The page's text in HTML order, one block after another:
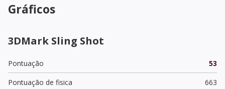
Gráficos
3DMark Sling Shot
Pontuação
53
Pontuação de fisica
663